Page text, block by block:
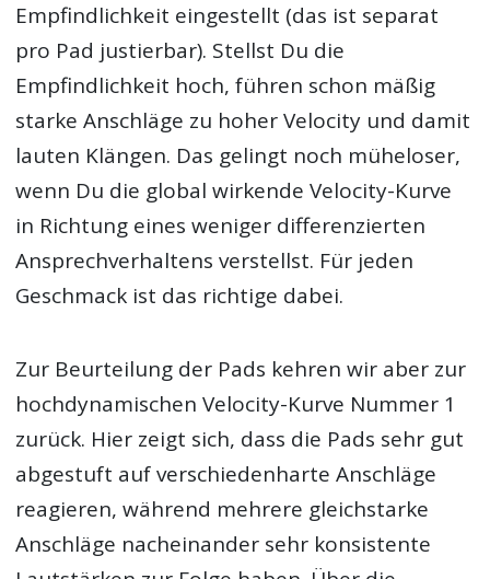
Empfindlichkeit eingestellt (das ist separat
pro Pad justierbar). Stellst Du die
Empfindlichkeit hoch, führen schon mäßig
starke Anschläge zu hoher Velocity und damit
lauten Klängen. Das gelingt noch müheloser,
wenn Du die global wirkende Velocity-Kurve
in Richtung eines weniger differenzierten
Ansprechverhaltens verstellst. Für jeden
Geschmack ist das richtige dabei.
Zur Beurteilung der Pads kehren wir aber zur
hochdynamischen Velocity-Kurve Nummer 1
zurück. Hier zeigt sich, dass die Pads sehr gut
abgestuft auf verschiedenharte Anschläge
reagieren, während mehrere gleichstarke
Anschläge nacheinander sehr konsistente